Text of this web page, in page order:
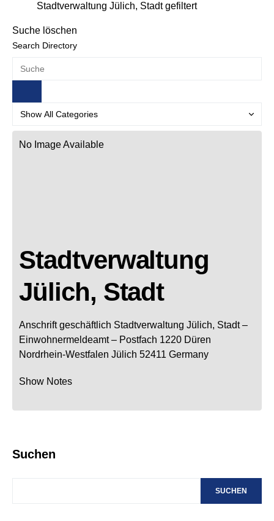
Stadtverwaltung Jülich, Stadt gefiltert
Suche löschen
Search Directory
No Image Available
Stadtverwaltung
Jülich, Stadt
Anschrift geschäftlich Stadtverwaltung Jülich, Stadt –
Einwohnermeldeamt – Postfach 1220 Düren
Nordrhein-Westfalen Jülich 52411 Germany
Show Notes
Suchen
SUCHEN